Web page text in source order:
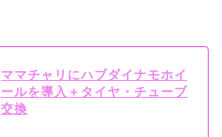
ママチャリにハブダイナモホイ
ールを導入＋タイヤ・チューブ
交換